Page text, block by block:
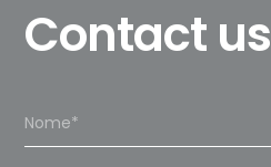
Contact us